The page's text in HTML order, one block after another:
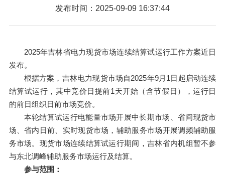
发布时间：2025-09-09 16:37:44
2025年吉林省电力现货市场连续结算试运行工作方案近日
发布。
根据方案，吉林电力现货市场自2025年9月1日起启动连续
结算试运行，其中竞价日提前1天开始（含节假日），运行日
的前日组织日前市场竞价。
本轮结算试运行电能量市场开展中长期市场、省间现货市
场、省内日前、实时现货市场，辅助服务市场开展调频辅助服
务市场。现货市场连续结算试运行期间，吉林省内机组暂不参
与东北调峰辅助服务市场运行及结算。
参与范围：